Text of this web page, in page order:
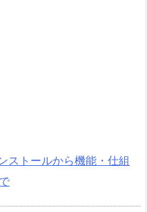
ストールから機能・仕組